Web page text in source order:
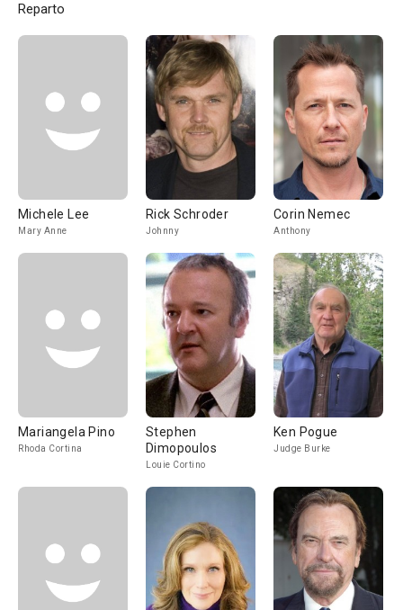
Reparto
Michele Lee
Mary Anne
Rick Schroder
Johnny
Corin Nemec
Anthony
Mariangela Pino
Rhoda Cortina
Stephen
Dimopoulos
Louie Cortino
Ken Pogue
Judge Burke